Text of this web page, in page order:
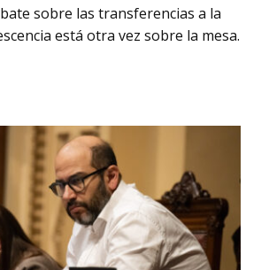
sobre las transferencias a la
está otra vez sobre la mesa.